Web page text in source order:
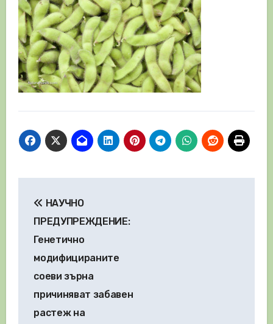
НАУЧНО
ПРЕДУПРЕЖДЕНИЕ:
Генетично
модифицираните
соеви зърна
причиняват забавен
растеж на